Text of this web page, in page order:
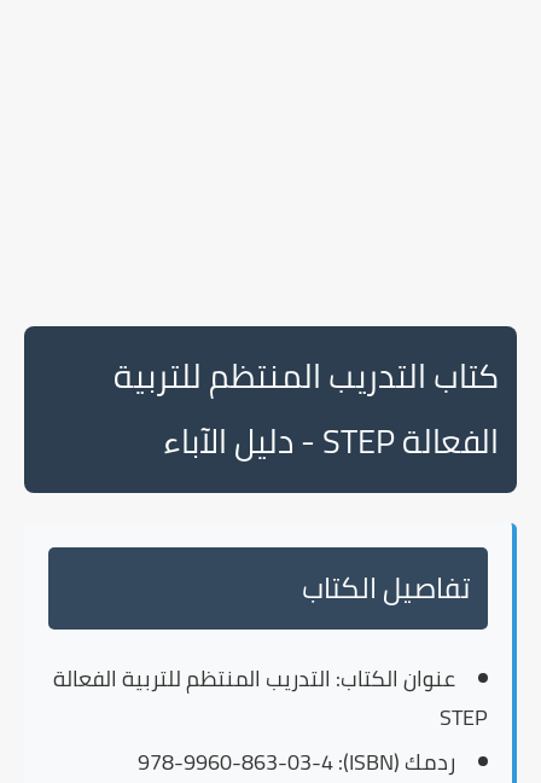
كتاب التدريب المنتظم للتربية
الفعالة STEP - دليل الآباء
تفاصيل الكتاب
عنوان الكتاب: التدريب المنتظم للتربية الفعالة
STEP
ردمك (ISBN):